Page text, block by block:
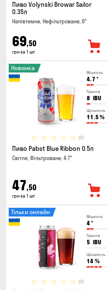
Пиво Volynski Browar Sailor
0.35л
Напівтемне, Нефільтроване, 6°
69,50
грн за 1 шт
Міцність
4.7 °
Гіркота
8 IBU
Щільність
11.5 %
(0)
Новинка
Пиво Pabst Blue Ribbon 0.5л
Світле, Фільтроване, 4.7°
47,50
грн за 1 шт
Міцність
4°
Гіркота
5 IBU
Щільність
14 %
(0)
Тільки онлайн